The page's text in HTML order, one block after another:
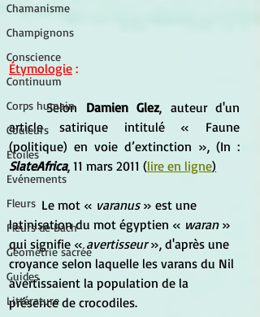
Chamanisme
Champignons
Conscience
Continuum
Corps humain
Couleurs
Etoiles
Evénements
Fleurs
Fleurs de Bach
Géométrie sacrée
Guides
Littérature
Étymologie :
	Selon
Damien Glez, auteur d'un
article satirique intitulé « Faune
SlateAfrica,‎ 11 mars 2011 (lire en ligne)
	Le mot «
varanus » est une
latinisation du mot égyptien « waran »
qui signifie « avertisseur », d'après une
croyance selon laquelle les varans du Nil
avertissaient la population de la
présence de crocodiles.